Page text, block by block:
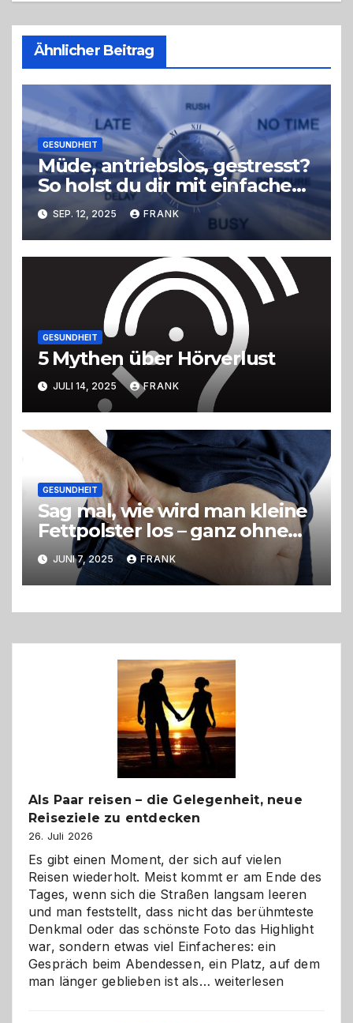
Ähnlicher Beitrag
GESUNDHEIT
Müde, antriebslos, gestresst?
So holst du dir mit einfachen
Tricks neue Energie zurück –
ohne radikale
Veränderungen
SEP. 12, 2025 FRANK
GESUNDHEIT
5 Mythen über Hörverlust
JULI 14, 2025 FRANK
GESUNDHEIT
Sag mal, wie wird man kleine
Fettpolster los – ganz ohne
OP?
JUNI 7, 2025 FRANK
Als Paar reisen – die Gelegenheit, neue
Reiseziele zu entdecken
26. Juli 2026
Es gibt einen Moment, der sich auf vielen
Reisen wiederholt. Meist kommt er am Ende des
Tages, wenn sich die Straßen langsam leeren
und man feststellt, dass nicht das berühmteste
Denkmal oder das schönste Foto das Highlight
war, sondern etwas viel Einfacheres: ein
Gespräch beim Abendessen, ein Platz, auf dem
man länger geblieben ist als… Als
weiterlesen